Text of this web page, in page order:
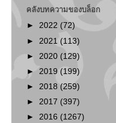
คลังบทความของบล็อก
► 2022 (72)
► 2021 (113)
► 2020 (129)
► 2019 (199)
► 2018 (259)
► 2017 (397)
► 2016 (1267)